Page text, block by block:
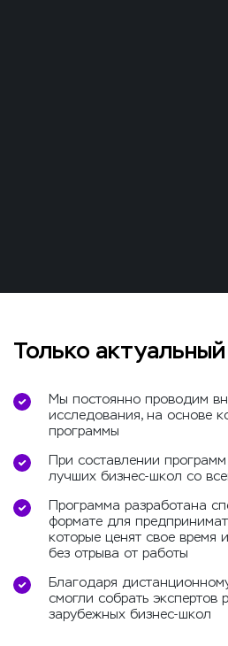
Только
Мы постоянно проводим
исследования, на основе
программы
При составлении
лучших бизнес-школ со
Программа разработана
формате для
которые ценят свое время
без отрыва от работы
Благодаря
смогли собрать экспертов
зарубежных бизнес-школ